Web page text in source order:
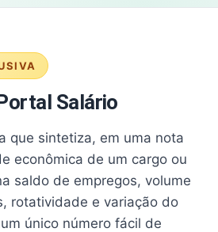
Salário
que sintetiza, em uma nota
econômica de um cargo ou
saldo de empregos, volume
rotatividade e variação do
único número fácil de